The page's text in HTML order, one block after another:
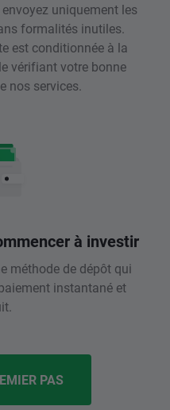
uniquement les
formalités inutiles.
est conditionnée à la
vérifiant votre bonne
nos services.
à investir
méthode de dépôt qui
instantané et
PAS